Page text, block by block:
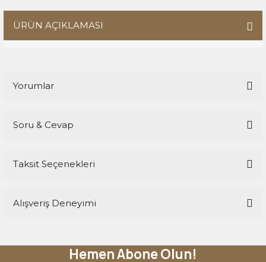
ÜRÜN AÇIKLAMASI
Yorumlar
Soru & Cevap
Taksit Seçenekleri
Alışveriş Deneyimi
Sitemize ilk yorumu siz yapın!
Hemen Abone Olun!